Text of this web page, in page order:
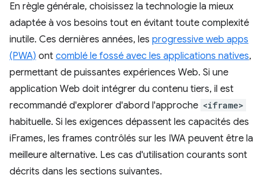
En règle générale, choisissez la technologie la mieux
adaptée à vos besoins tout en évitant toute complexité
inutile. Ces dernières années, les progressive web apps
(PWA) ont comblé le fossé avec les applications natives,
permettant de puissantes expériences Web. Si une
application Web doit intégrer du contenu tiers, il est
recommandé d'explorer d'abord l'approche <iframe>
habituelle. Si les exigences dépassent les capacités des
iFrames, les frames contrôlés sur les IWA peuvent être la
meilleure alternative. Les cas d'utilisation courants sont
décrits dans les sections suivantes.